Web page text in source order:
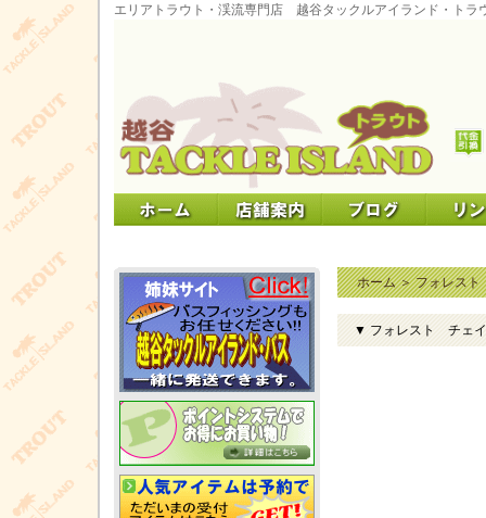
エリアトラウト・渓流専門店 越谷タックルアイランド・トラ
ホーム＞フォレスト
▼ フォレスト チェイ